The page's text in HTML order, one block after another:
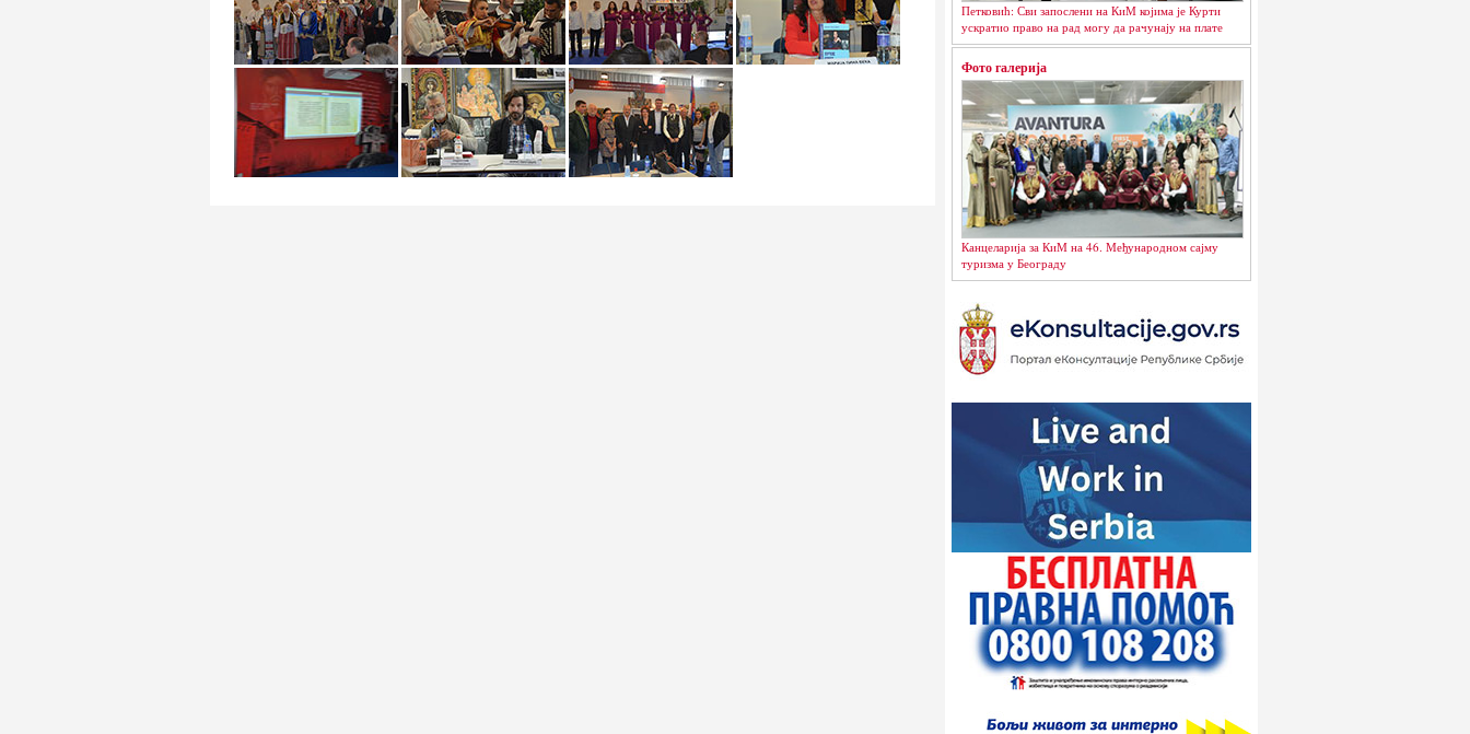
Петковић: Сви запослени на КиМ којима је Курти
ускратио право на рад могу да рачунају на плате
Фото галерија
Канцеларија за КиМ на 46. Међународном сајму
туризма у Београду